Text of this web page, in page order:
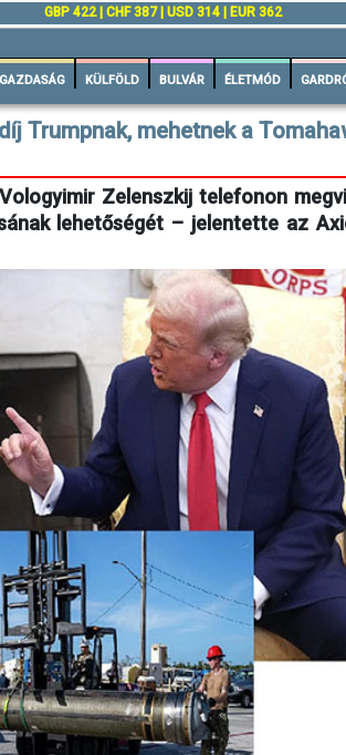
GBP 422 | CHF 387 | USD 314 | EUR 362
GAZDASÁG KÜLFÖLD BULVÁR ÉLETMÓD
Trumpnak, mehetnek a
Zelenszkij telefonon
lehetőségét – jelentette az